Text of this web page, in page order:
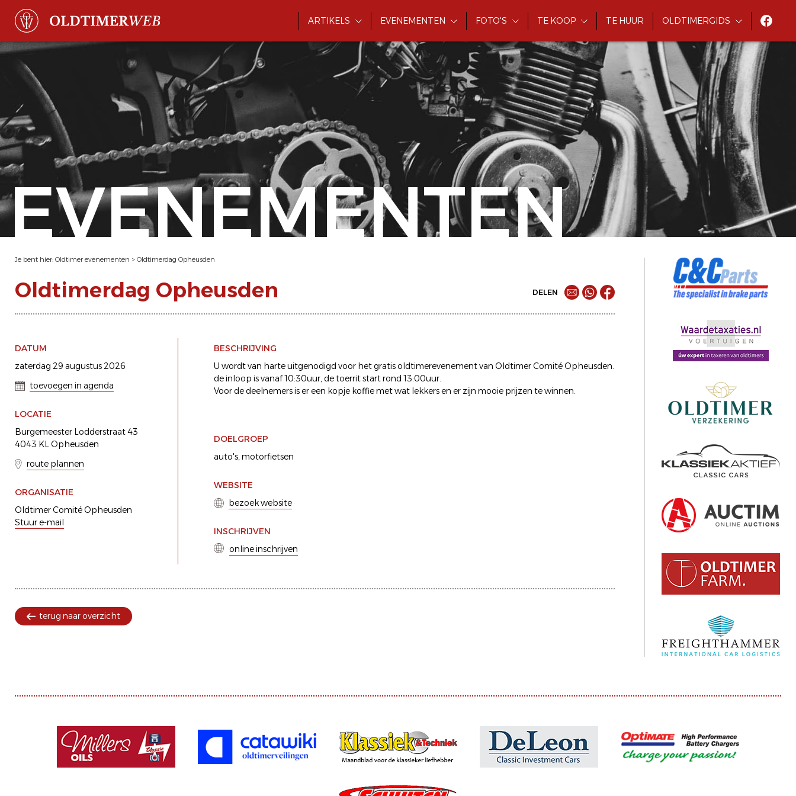
ARTIKELS EVENEMENTEN FOTO'S TE KOOP TE HUUR OLDTIMERGIDS
EVENEMENTEN
Je bent hier: Oldtimer evenementen > Oldtimerdag Opheusden
Oldtimerdag Opheusden DELEN
DATUM
zaterdag 29 augustus 2026
toevoegen in agenda
LOCATIE
Burgemeester Lodderstraat 43
4043 KL Opheusden
route plannen
ORGANISATIE
Oldtimer Comité Opheusden
Stuur e-mail
BESCHRIJVING
U wordt van harte uitgenodigd voor het gratis oldtimerevenement van Oldtimer Comité Opheusden.
de inloop is vanaf 10:30uur, de toerrit start rond 13:00uur.
Voor de deelnemers is er een kopje koffie met wat lekkers en er zijn mooie prijzen te winnen.
DOELGROEP
auto's motorfietsen
WEBSITE
bezoek website
INSCHRIJVEN
online inschrijven
terug naar overzicht